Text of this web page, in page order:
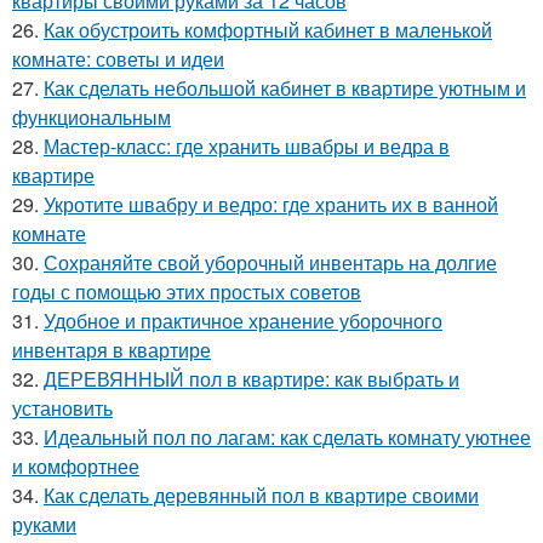
26. Как обустроить комфортный кабинет в маленькой
комнате: советы и идеи
27. Как сделать небольшой кабинет в квартире уютным и
функциональным
28. Мастер-класс: где хранить швабры и ведра в
квартире
29. Укротите швабру и ведро: где хранить их в ванной
комнате
30. Сохраняйте свой уборочный инвентарь на долгие
годы с помощью этих простых советов
31. Удобное и практичное хранение уборочного
инвентаря в квартире
32. ДЕРЕВЯННЫЙ пол в квартире: как выбрать и
установить
33. Идеальный пол по лагам: как сделать комнату уютнее
и комфортнее
34. Как сделать деревянный пол в квартире своими
руками